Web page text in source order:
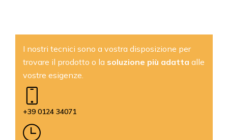
I nostri tecnici sono a vostra disposizione per
trovare il prodotto o la soluzione più adatta alle
vostre esigenze.
+39 0124 34071